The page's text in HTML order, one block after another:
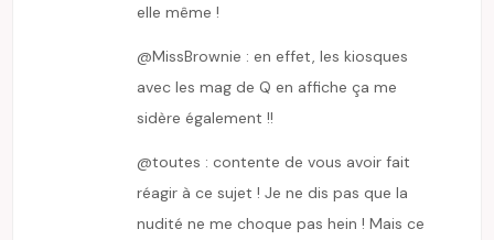
elle même !
@MissBrownie : en effet, les kiosques
avec les mag de Q en affiche ça me
sidère également !!
@toutes : contente de vous avoir fait
réagir à ce sujet ! Je ne dis pas que la
nudité ne me choque pas hein ! Mais ce